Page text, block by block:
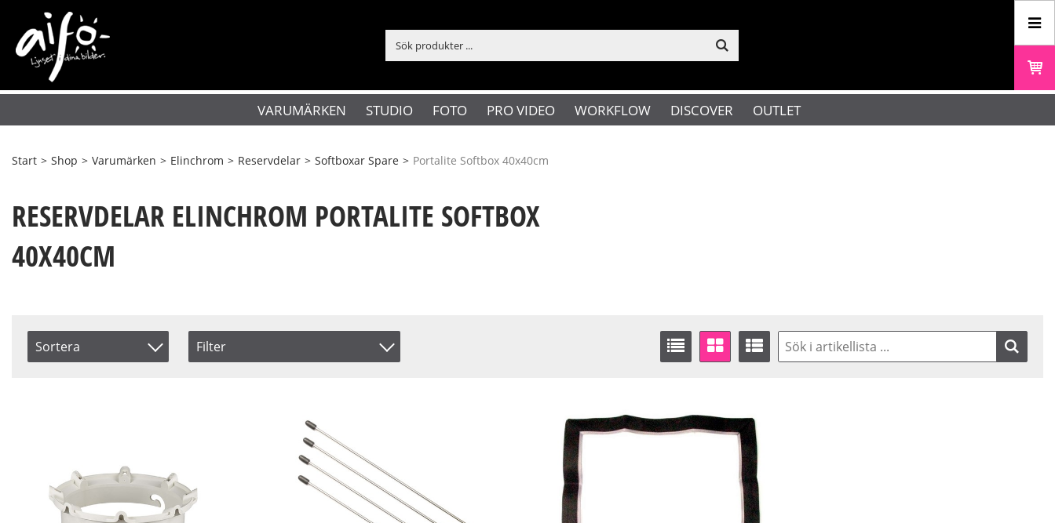
VARUMÄRKEN STUDIO FOTO PRO VIDEO WORKFLOW DISCOVER OUTLET
Start > Shop > Varumärken > Elinchrom > Reservdelar > Softboxar Spare > Portalite Softbox 40x40cm
RESERVDELAR ELINCHROM PORTALITE SOFTBOX
40X40CM
Sortera Filter